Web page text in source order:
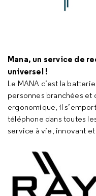
Mana, un service de
universel !
Le MANA c’est la
personnes branchées et
ergonomique, il
téléphone dans toutes
service à vie, innovant